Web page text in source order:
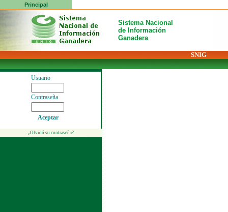
Principal
Sistema Nacional
de Información
Ganadera
SNIG
Usuario
Contraseña
Aceptar
¿Olvidó su contraseña?